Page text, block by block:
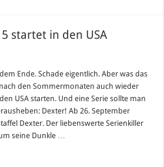
startet in den USA
Ende. Schade eigentlich. Aber was das
den Sommermonaten auch wieder
USA starten. Und eine Serie sollte man
Dexter! Ab 26. September
Dexter. Der liebenswerte Serienkiller
seine Dunkle …